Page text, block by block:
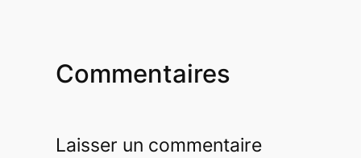
Commentaires
Laisser un commentaire